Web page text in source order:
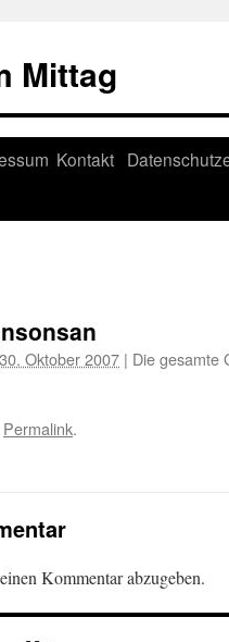
Mittag
Kontakt
30. Oktober 2007 | Die gesamte
Permalink.
Kommentar abzugeben.